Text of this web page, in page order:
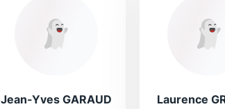
Jean-Yves GARAUD Laurence